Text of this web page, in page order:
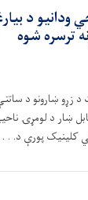
ودانیو د
ترسره شوه
د زړو ښارونو د
ښار د لومړۍ
‌کلینیک پورې د. . .